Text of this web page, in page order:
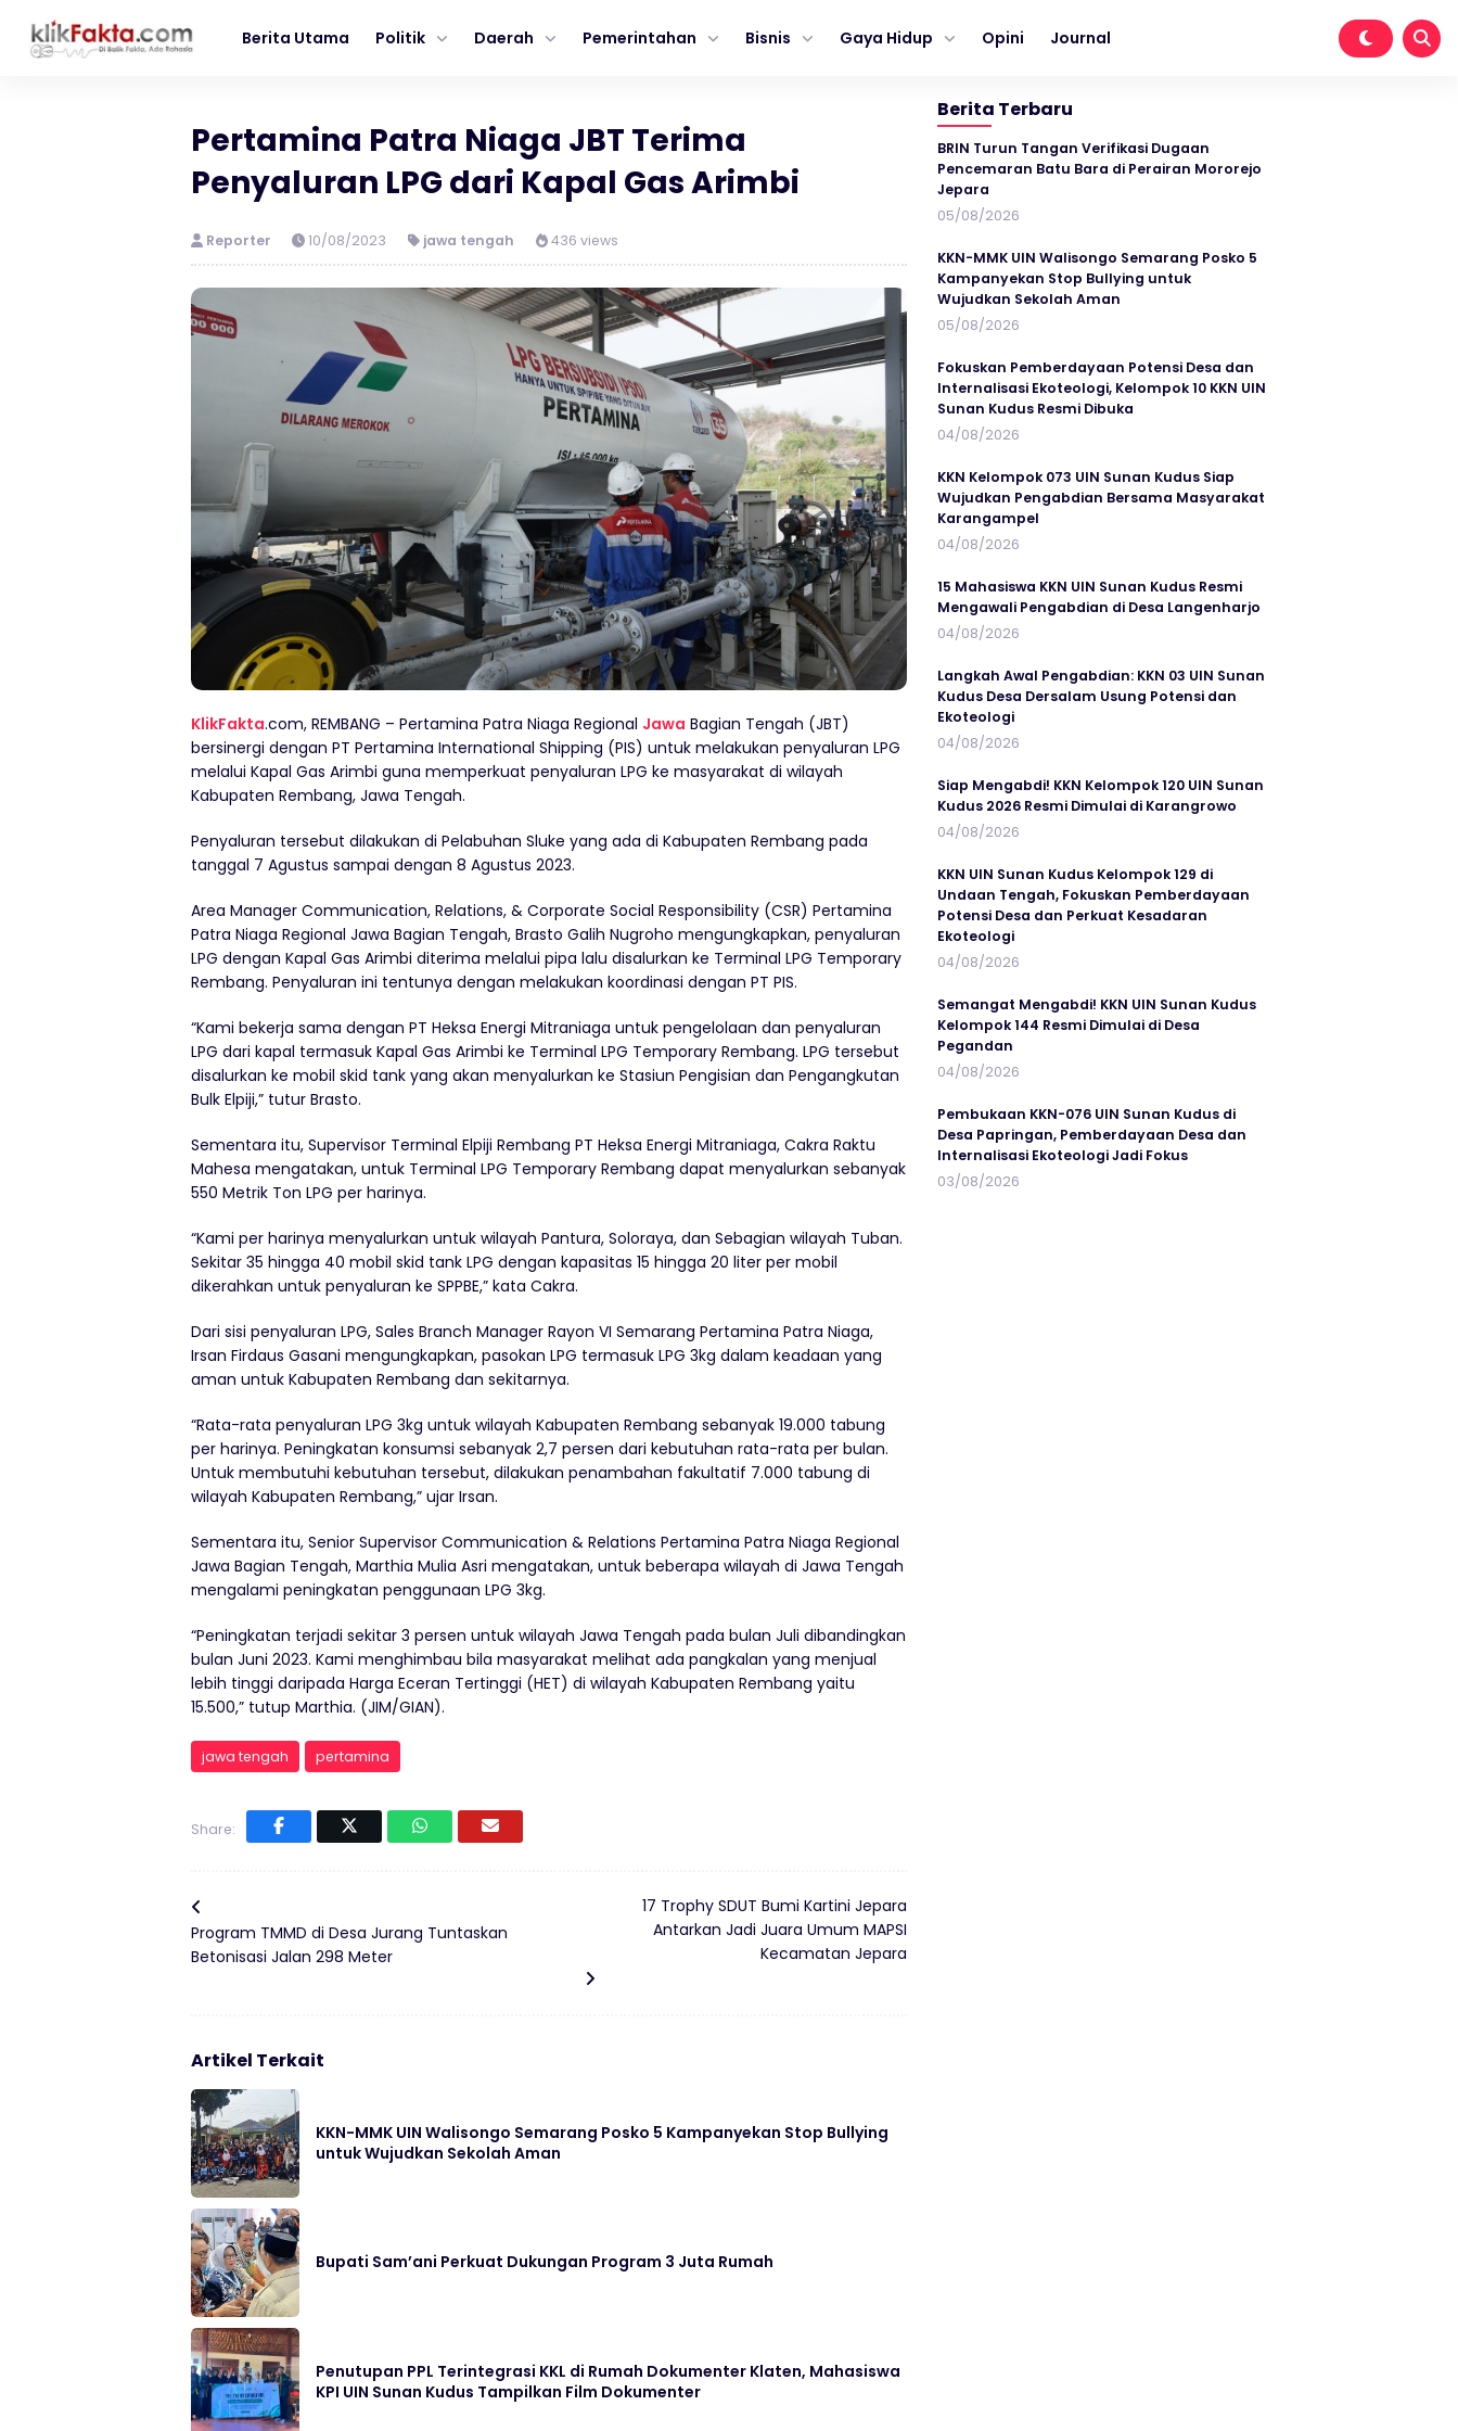
Berita Utama Politik Daerah Pemerintahan Bisnis Gaya Hidup Opini Journal
Pertamina Patra Niaga JBT Terima
Penyaluran LPG dari Kapal Gas Arimbi
Reporter 10/08/2023 jawa tengah 436 views
KlikFakta.com, REMBANG – Pertamina Patra Niaga Regional Jawa Bagian Tengah (JBT)
bersinergi dengan PT Pertamina International Shipping (PIS) untuk melakukan penyaluran LPG
melalui Kapal Gas Arimbi guna memperkuat penyaluran LPG ke masyarakat di wilayah
Kabupaten Rembang, Jawa Tengah.
Penyaluran tersebut dilakukan di Pelabuhan Sluke yang ada di Kabupaten Rembang pada
tanggal 7 Agustus sampai dengan 8 Agustus 2023.
Area Manager Communication, Relations, & Corporate Social Responsibility (CSR) Pertamina
Patra Niaga Regional Jawa Bagian Tengah, Brasto Galih Nugroho mengungkapkan, penyaluran
LPG dengan Kapal Gas Arimbi diterima melalui pipa lalu disalurkan ke Terminal LPG Temporary
Rembang. Penyaluran ini tentunya dengan melakukan koordinasi dengan PT PIS.
“Kami bekerja sama dengan PT Heksa Energi Mitraniaga untuk pengelolaan dan penyaluran
LPG dari kapal termasuk Kapal Gas Arimbi ke Terminal LPG Temporary Rembang. LPG tersebut
disalurkan ke mobil skid tank yang akan menyalurkan ke Stasiun Pengisian dan Pengangkutan
Bulk Elpiji,” tutur Brasto.
Sementara itu, Supervisor Terminal Elpiji Rembang PT Heksa Energi Mitraniaga, Cakra Raktu
Mahesa mengatakan, untuk Terminal LPG Temporary Rembang dapat menyalurkan sebanyak
550 Metrik Ton LPG per harinya.
“Kami per harinya menyalurkan untuk wilayah Pantura, Soloraya, dan Sebagian wilayah Tuban.
Sekitar 35 hingga 40 mobil skid tank LPG dengan kapasitas 15 hingga 20 liter per mobil
dikerahkan untuk penyaluran ke SPPBE,” kata Cakra.
Dari sisi penyaluran LPG, Sales Branch Manager Rayon VI Semarang Pertamina Patra Niaga,
Irsan Firdaus Gasani mengungkapkan, pasokan LPG termasuk LPG 3kg dalam keadaan yang
aman untuk Kabupaten Rembang dan sekitarnya.
“Rata-rata penyaluran LPG 3kg untuk wilayah Kabupaten Rembang sebanyak 19.000 tabung
per harinya. Peningkatan konsumsi sebanyak 2,7 persen dari kebutuhan rata-rata per bulan.
Untuk membutuhi kebutuhan tersebut, dilakukan penambahan fakultatif 7.000 tabung di
wilayah Kabupaten Rembang,” ujar Irsan.
Sementara itu, Senior Supervisor Communication & Relations Pertamina Patra Niaga Regional
Jawa Bagian Tengah, Marthia Mulia Asri mengatakan, untuk beberapa wilayah di Jawa Tengah
mengalami peningkatan penggunaan LPG 3kg.
“Peningkatan terjadi sekitar 3 persen untuk wilayah Jawa Tengah pada bulan Juli dibandingkan
bulan Juni 2023. Kami menghimbau bila masyarakat melihat ada pangkalan yang menjual
lebih tinggi daripada Harga Eceran Tertinggi (HET) di wilayah Kabupaten Rembang yaitu
15.500,” tutup Marthia. (JIM/GIAN).
jawa tengah pertamina
Share:
Program TMMD di Desa Jurang Tuntaskan
Betonisasi Jalan 298 Meter
17 Trophy SDUT Bumi Kartini Jepara
Antarkan Jadi Juara Umum MAPSI
Kecamatan Jepara
Artikel Terkait
KKN-MMK UIN Walisongo Semarang Posko 5 Kampanyekan Stop Bullying
untuk Wujudkan Sekolah Aman
Bupati Sam’ani Perkuat Dukungan Program 3 Juta Rumah
Penutupan PPL Terintegrasi KKL di Rumah Dokumenter Klaten, Mahasiswa
KPI UIN Sunan Kudus Tampilkan Film Dokumenter
Berita Terbaru
BRIN Turun Tangan Verifikasi Dugaan
Pencemaran Batu Bara di Perairan Mororejo
Jepara
05/08/2026
KKN-MMK UIN Walisongo Semarang Posko 5
Kampanyekan Stop Bullying untuk
Wujudkan Sekolah Aman
05/08/2026
Fokuskan Pemberdayaan Potensi Desa dan
Internalisasi Ekoteologi, Kelompok 10 KKN UIN
Sunan Kudus Resmi Dibuka
04/08/2026
KKN Kelompok 073 UIN Sunan Kudus Siap
Wujudkan Pengabdian Bersama Masyarakat
Karangampel
04/08/2026
15 Mahasiswa KKN UIN Sunan Kudus Resmi
Mengawali Pengabdian di Desa Langenharjo
04/08/2026
Langkah Awal Pengabdian: KKN 03 UIN Sunan
Kudus Desa Dersalam Usung Potensi dan
Ekoteologi
04/08/2026
Siap Mengabdi! KKN Kelompok 120 UIN Sunan
Kudus 2026 Resmi Dimulai di Karangrowo
04/08/2026
KKN UIN Sunan Kudus Kelompok 129 di
Undaan Tengah, Fokuskan Pemberdayaan
Potensi Desa dan Perkuat Kesadaran
Ekoteologi
04/08/2026
Semangat Mengabdi! KKN UIN Sunan Kudus
Kelompok 144 Resmi Dimulai di Desa
Pegandan
04/08/2026
Pembukaan KKN-076 UIN Sunan Kudus di
Desa Papringan, Pemberdayaan Desa dan
Internalisasi Ekoteologi Jadi Fokus
03/08/2026